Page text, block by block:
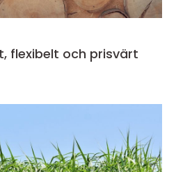
flexibelt och prisvärt